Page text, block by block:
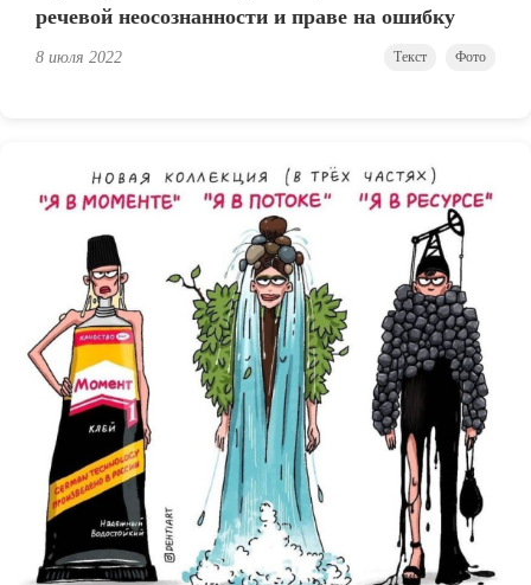
речевой неосознанности и праве на ошибку
8 июля 2022 Текст Фото